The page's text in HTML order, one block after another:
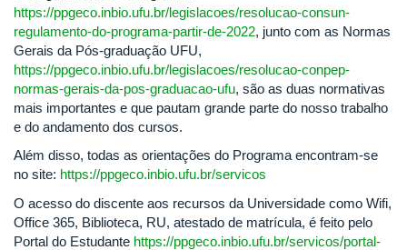
https://ppgeco.inbio.ufu.br/legislacoes/resolucao-consun-
regulamento-do-programa-partir-de-2022, junto com as Normas
Gerais da Pós-graduação UFU,
https://ppgeco.inbio.ufu.br/legislacoes/resolucao-conpep-
normas-gerais-da-pos-graduacao-ufu, são as duas normativas
mais importantes e que pautam grande parte do nosso trabalho
e do andamento dos cursos.
Além disso, todas as orientações do Programa encontram-se
no site: https://ppgeco.inbio.ufu.br/servicos
O acesso do discente aos recursos da Universidade como Wifi,
Office 365, Biblioteca, RU, atestado de matrícula, é feito pelo
Portal do Estudante https://ppgeco.inbio.ufu.br/servicos/portal-